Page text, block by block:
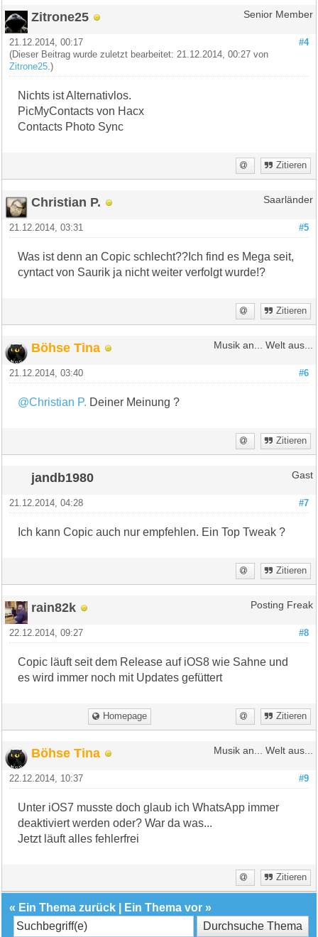
Zitrone25 Senior Member
#4
21.12.2014, 00:17
(Dieser Beitrag wurde zuletzt bearbeitet: 21.12.2014, 00:27 von
Zitrone25.)
Nichts ist Alternativlos.
PicMyContacts von Hacx
Contacts Photo Sync
Zitieren
Christian P. Saarländer
#5
21.12.2014, 03:31
Was ist denn an Copic schlecht??Ich find es Mega seit,
cyntact von Saurik ja nicht weiter verfolgt wurde!?
Zitieren
Böhse Tina Musik an... Welt aus...
#6
21.12.2014, 03:40
@Christian P. Deiner Meinung ?
Zitieren
jandb1980 Gast
#7
21.12.2014, 04:28
Ich kann Copic auch nur empfehlen. Ein Top Tweak ?
Zitieren
rain82k Posting Freak
#8
22.12.2014, 09:27
Copic läuft seit dem Release auf iOS8 wie Sahne und
es wird immer noch mit Updates gefüttert
Homepage Zitieren
Böhse Tina Musik an... Welt aus...
#9
22.12.2014, 10:37
Unter iOS7 musste doch glaub ich WhatsApp immer
deaktiviert werden oder? War da was...
Jetzt läuft alles fehlerfrei
Zitieren
« Ein Thema zurück Ein Thema vor »